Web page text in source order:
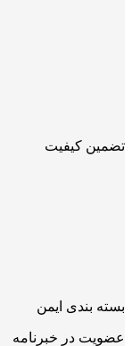
تضمین کیفیت
بسته بندی ایمن
عضویت در خبرنامه